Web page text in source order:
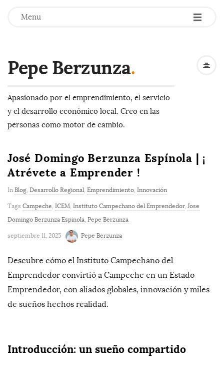
Menu -
-
-
Pepe Berzunza.
Apasionado por el emprendimiento, el servicio
y el desarrollo económico local. Creo en las
personas como motor de cambio.
José Domingo Berzunza Espínola | ¡
Atrévete a Emprender !
In Blog, Desarrollo Regional, Emprendimiento, Innovación
Tags Campeche, ICEM, Instituto Campechano del Emprendedor, Jose
Domingo Berzunza Espinola, Pepe Berzunza
septiembre 11, 2025 Pepe Berzunza
Descubre cómo el Instituto Campechano del
Emprendedor convirtió a Campeche en un Estado
Emprendedor, con aliados globales, innovación y miles
de sueños hechos realidad.
Introducción: un sueño compartido